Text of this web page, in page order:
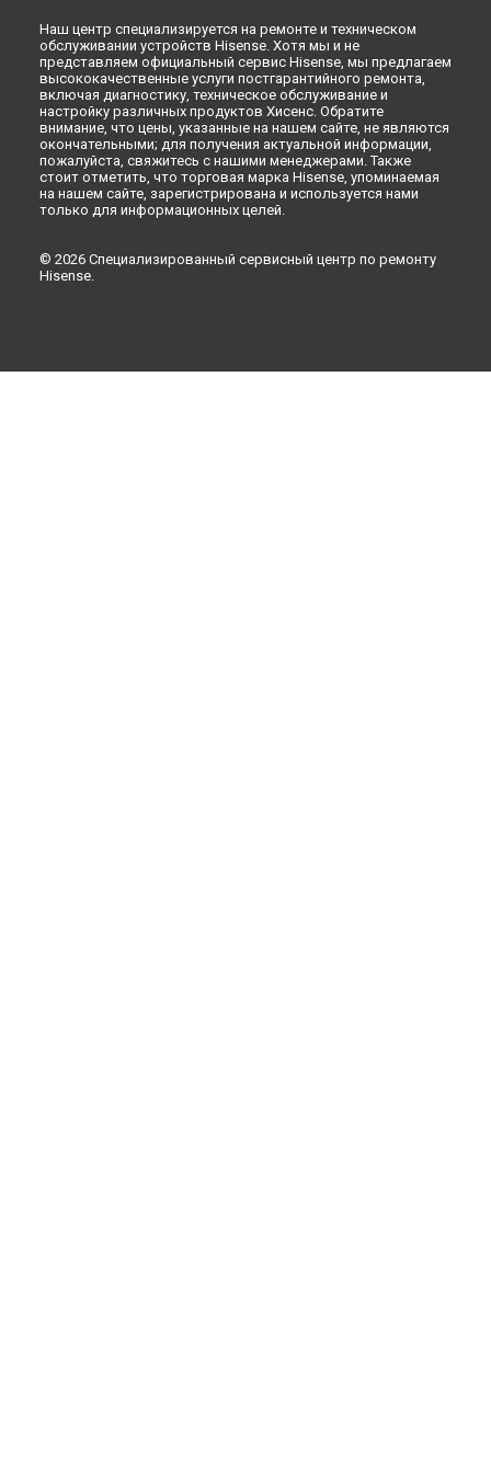
Ремонт стиральной машины WFE7012S Hisense в
Ремонт стиральной машины WFE7012S Hisense вМоскве
Наш центр специализируется на ремонте и техническом
обслуживании устройств Hisense. Хотя мы и не
представляем официальный сервис Hisense, мы предлагаем
высококачественные услуги постгарантийного ремонта,
включая диагностику, техническое обслуживание и
настройку различных продуктов Хисенс. Обратите
внимание, что цены, указанные на нашем сайте, не являются
окончательными; для получения актуальной информации,
пожалуйста, свяжитесь с нашими менеджерами. Также
стоит отметить, что торговая марка Hisense, упоминаемая
на нашем сайте, зарегистрирована и используется нами
только для информационных целей.
© 2026 Специализированный сервисный центр по ремонту
Hisense.